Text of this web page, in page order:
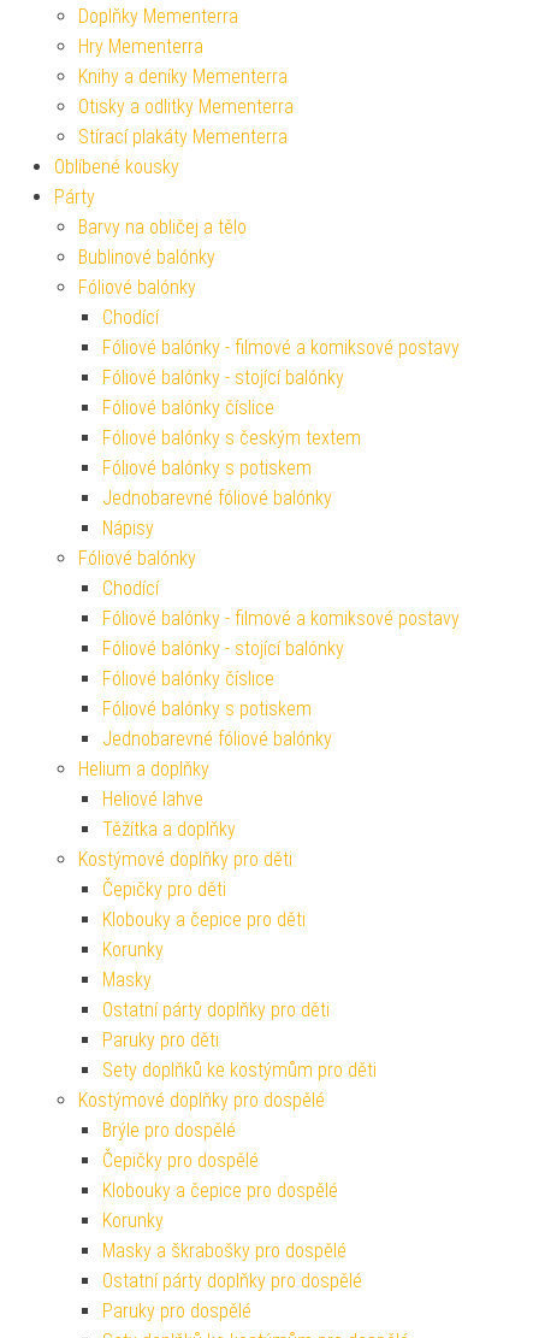
Doplňky Mementerra
Hry Mementerra
Knihy a deníky Mementerra
Otisky a odlitky Mementerra
Stírací plakáty Mementerra
Oblíbené kousky
Párty
Barvy na obličej a tělo
Bublinové balónky
Fóliové balónky
Chodící
Fóliové balónky - filmové a komiksové postavy
Fóliové balónky - stojící balónky
Fóliové balónky číslice
Fóliové balónky s českým textem
Fóliové balónky s potiskem
Jednobarevné fóliové balónky
Nápisy
Fóliové balónky
Chodící
Fóliové balónky - filmové a komiksové postavy
Fóliové balónky - stojící balónky
Fóliové balónky číslice
Fóliové balónky s potiskem
Jednobarevné fóliové balónky
Helium a doplňky
Heliové lahve
Těžítka a doplňky
Kostýmové doplňky pro děti
Čepičky pro děti
Klobouky a čepice pro děti
Korunky
Masky
Ostatní párty doplňky pro děti
Paruky pro děti
Sety doplňků ke kostýmům pro děti
Kostýmové doplňky pro dospělé
Brýle pro dospělé
Čepičky pro dospělé
Klobouky a čepice pro dospělé
Korunky
Masky a škrabošky pro dospělé
Ostatní párty doplňky pro dospělé
Paruky pro dospělé